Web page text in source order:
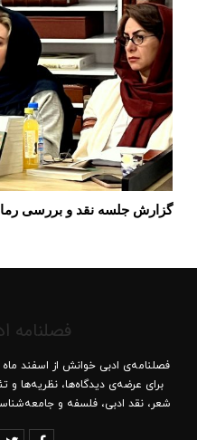
گزارش جلسه نقد و بررسی
فصلنامه
برای عرضه‌ی دیدگاه‌ها، نظریه‌ها و
شعر، نقد ادبی، فلسفه و